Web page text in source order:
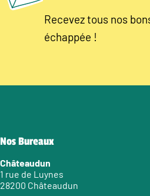
Recevez tous nos
échappée !
Nos Bureaux
Châteaudun
1 rue de Luynes
28200 Châteaudun